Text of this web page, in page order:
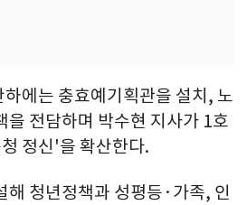
에는 충효예기획관을 설치, 노
을 전담하며 박수현 지사가 1호
정신'을 확산한다.
해 청년정책과 성평등·가족, 인